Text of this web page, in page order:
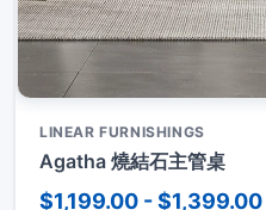
LINEAR FURNISHINGS
Agatha 燒結石主管桌
$1,199.00 - $1,399.00